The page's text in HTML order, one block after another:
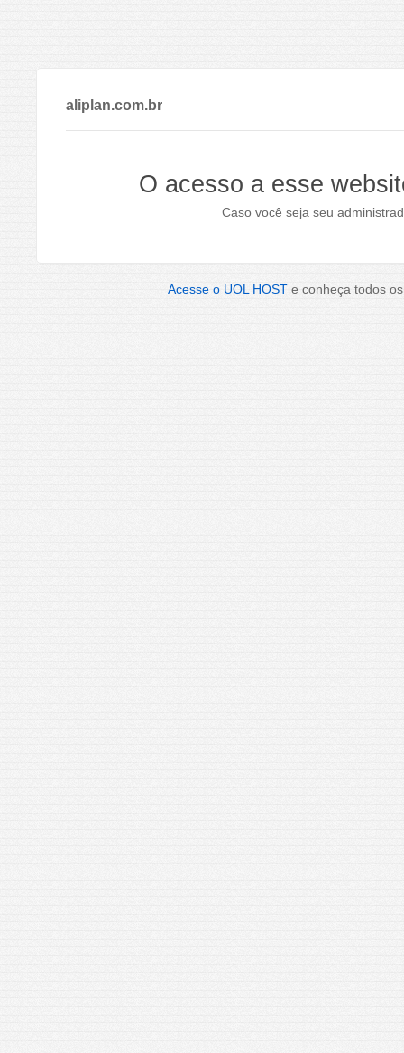
aliplan.com.br
O acesso a esse
Caso você seja seu
Acesse o UOL HOST e conheça todos